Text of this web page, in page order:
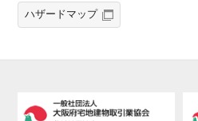
ハザードマップ